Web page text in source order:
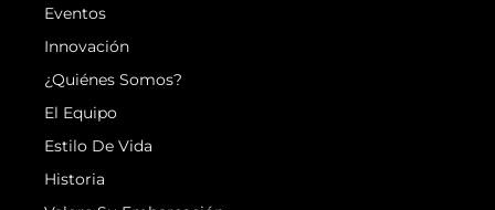
Eventos
Innovación
¿Quiénes Somos?
El Equipo
Estilo De Vida
Historia